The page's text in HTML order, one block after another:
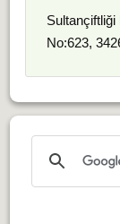
No:623,